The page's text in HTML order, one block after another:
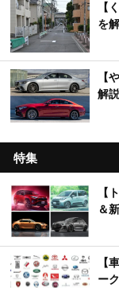
【
を
【
解説
特集
【
＆
【
ー